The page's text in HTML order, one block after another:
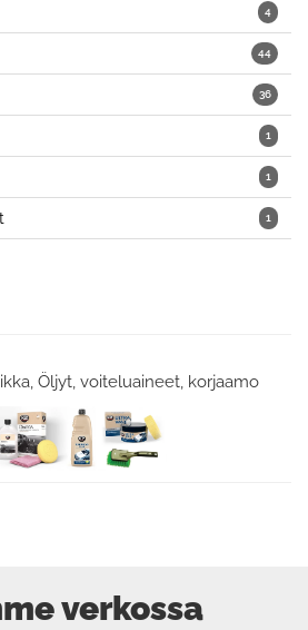
4
44
36
1
1
1
Öljyt, voiteluaineet, korjaamo
verkossa